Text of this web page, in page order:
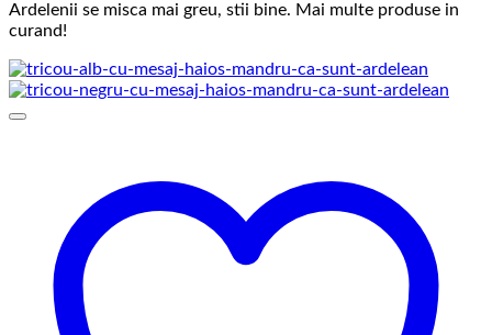
Ardelenii se misca mai greu, stii bine. Mai multe produse in
curand!